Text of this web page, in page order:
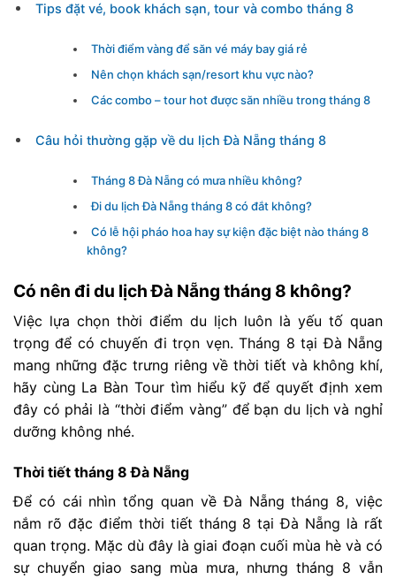
Tips đặt vé, book khách sạn, tour và combo tháng 8
Thời điểm vàng để săn vé máy bay giá rẻ
Nên chọn khách sạn/resort khu vực nào?
Các combo – tour hot được săn nhiều trong tháng 8
Câu hỏi thường gặp về du lịch Đà Nẵng tháng 8
Tháng 8 Đà Nẵng có mưa nhiều không?
Đi du lịch Đà Nẵng tháng 8 có đắt không?
Có lễ hội pháo hoa hay sự kiện đặc biệt nào tháng 8
không?
Có nên đi du lịch Đà Nẵng tháng 8 không?
Việc lựa chọn thời điểm du lịch luôn là yếu tố quan
trọng để có chuyến đi trọn vẹn. Tháng 8 tại Đà Nẵng
mang những đặc trưng riêng về thời tiết và không khí,
hãy cùng La Bàn Tour tìm hiểu kỹ để quyết định xem
đây có phải là “thời điểm vàng” để bạn du lịch và nghỉ
dưỡng không nhé.
Thời tiết tháng 8 Đà Nẵng
Để có cái nhìn tổng quan về Đà Nẵng tháng 8, việc
nắm rõ đặc điểm thời tiết tháng 8 tại Đà Nẵng là rất
quan trọng. Mặc dù đây là giai đoạn cuối mùa hè và có
sự chuyển giao sang mùa mưa, nhưng tháng 8 vẫn